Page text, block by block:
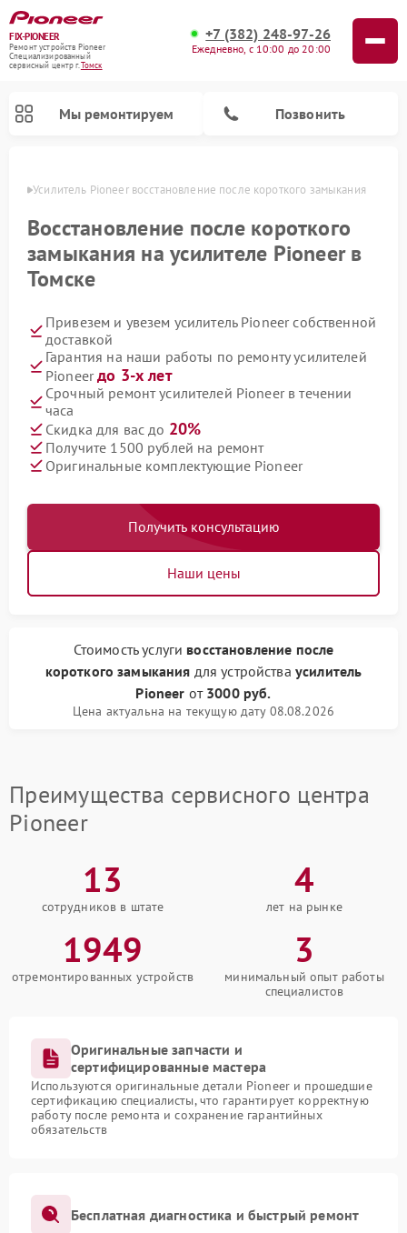
FIX-PIONEER
Ремонт устройств Pioneer
Специализированный
cервисный центр г.Томск
+7 (382) 248-97-26
Ежедневно, с 10:00 до 20:00
Мы ремонтируем Позвонить
Усилитель Pioneer восстановление после короткого замыкания
Восстановление после короткого
замыкания на усилителе Pioneer в
Томске
Привезем и увезем усилитель Pioneer собственной
доставкой
Гарантия на наши работы по ремонту усилителей
Pioneerдо 3-х лет
Срочный ремонт усилителей Pioneer в течении
часа
Скидка для вас до 20%
Получите 1500 рублей на ремонт
Оригинальные комплектующие Pioneer
Получить консультацию
Наши цены
Стоимость услуги восстановление после
короткого замыкания для устройства усилитель
Pioneer от 3000 руб.
Цена актуальна на текущую дату 08.08.2026
Преимущества сервисного центра
Pioneer
13
сотрудников в штате
4
лет на рынке
1949
отремонтированных устройств
3
минимальный опыт работы
специалистов
Оригинальные запчасти и
сертифицированные мастера
Используются оригинальные детали Pioneer и прошедшие
сертификацию специалисты, что гарантирует корректную
работу после ремонта и сохранение гарантийных
обязательств
Бесплатная диагностика и быстрый ремонт